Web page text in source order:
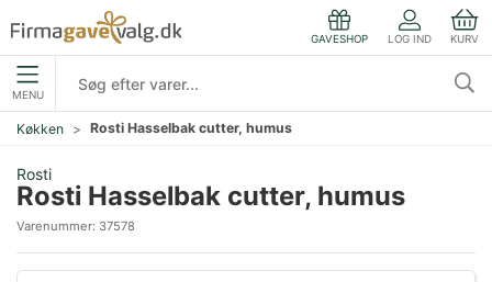
GAVESHOP LOG IND KURV
MENU
Køkken Rosti Hasselbak cutter, humus
Rosti
Rosti Hasselbak cutter, humus
Varenummer: 37578